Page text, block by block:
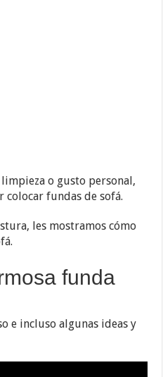
o gusto personal,
colocar fundas de sofá.
les mostramos cómo
funda
e incluso algunas ideas y